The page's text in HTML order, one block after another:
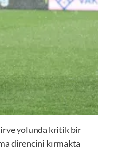
yolunda kritik bir
direncini kırmakta